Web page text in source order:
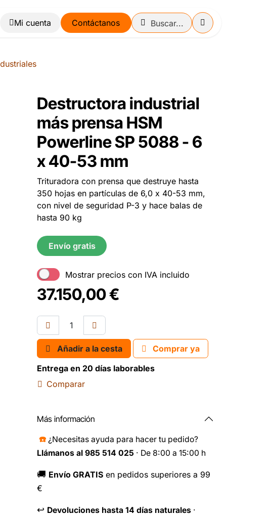
Blog Contáctanos
Destructora industrial
más prensa HSM
Powerline SP 5088 - 6
x 40-53 mm
Trituradora con prensa que destruye hasta
350 hojas en partículas de 6,0 x 40-53 mm,
con nivel de seguridad P-3 y hace balas de
hasta 90 kg
Envío gratis
Mostrar precios con IVA incluido
37.150,00€
Añadir a la cesta
Comprar ya
Entrega en 20 días laborables
Comparar
Más información
☎️ ¿Necesitas ayuda para hacer tu pedido?
Llámanos al 985 514 025 · De 8:00 a 15:00 h
🚚 Envío GRATIS en pedidos superiores a 99
€
↩️ Devoluciones hasta 14 días naturales ·